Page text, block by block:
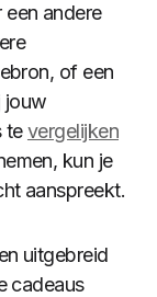
een andere
of een
jouw
tevergelijken
kun je
aanspreekt.
uitgebreid
cadeaus